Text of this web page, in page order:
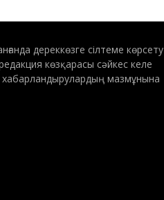
дереккөзге сілтеме көрсету
көзқарасы сәйкес келе
мазмұнына